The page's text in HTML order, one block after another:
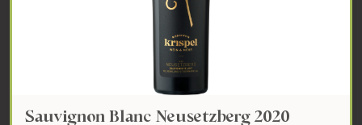
Sauvignon Blanc Neusetzberg 2020